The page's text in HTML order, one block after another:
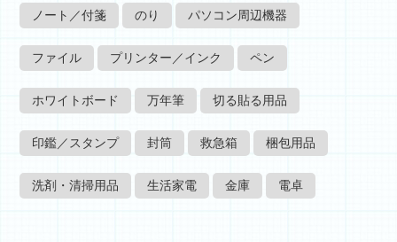
ノート／付箋 のり パソコン周辺機器
ファイル プリンター／インク ペン
ホワイトボード 万年筆 切る貼る用品
印鑑／スタンプ 封筒 救急箱 梱包用品
洗剤・清掃用品 生活家電 金庫 電卓